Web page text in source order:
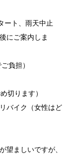
ート、雨天中止
にご案内しま
負担）
切ります）
バイク（女性はど
望ましいですが、